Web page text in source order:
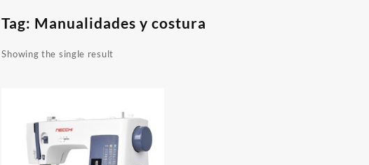
Tag: Manualidades y costura
Showing the single result